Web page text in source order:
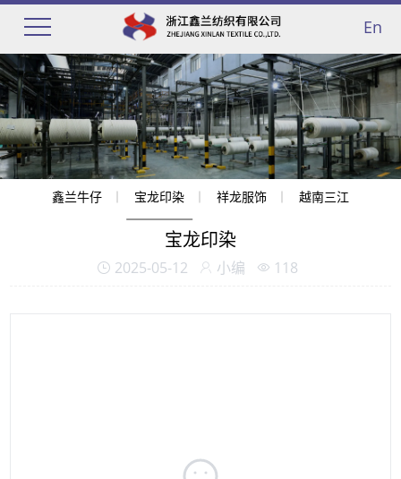
En
鑫兰牛仔 宝龙印染 祥龙服饰 越南三江
宝龙印染
2025-05-12 小编 118